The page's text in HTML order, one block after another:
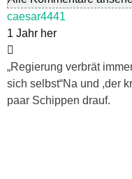
caesar4441
1 Jahr her
„Regierung verbrät
sich selbst“Na und ,der
paar Schippen drauf.